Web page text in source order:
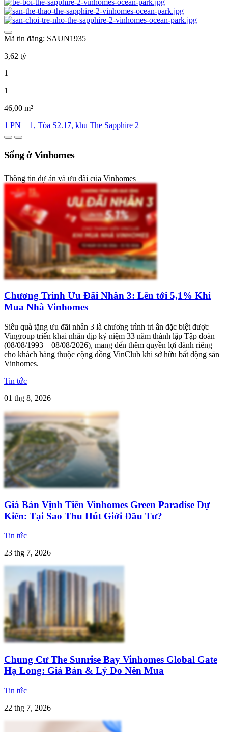
Mã tin đăng: SAUN1935
3,62 tỷ
1
1
46,00 m²
1 PN + 1, Tòa S2.17, khu The Sapphire 2
Sống ở Vinhomes
Thông tin dự án và ưu đãi của Vinhomes
Chương Trình Ưu Đãi Nhân 3: Lên tới 5,1% Khi
Mua Nhà Vinhomes
Siêu quà tặng ưu đãi nhân 3 là chương trình tri ân đặc biệt được
Vingroup triển khai nhân dịp kỷ niệm 33 năm thành lập Tập đoàn
(08/08/1993 – 08/08/2026), mang đến thêm quyền lợi dành riêng
cho khách hàng thuộc cộng đồng VinClub khi sở hữu bất động sản
Vinhomes.
Tin tức
01 thg 8, 2026
Giá Bán Vịnh Tiên Vinhomes Green Paradise Dự
Kiến: Tại Sao Thu Hút Giới Đầu Tư?
Tin tức
23 thg 7, 2026
Chung Cư The Sunrise Bay Vinhomes Global Gate
Hạ Long: Giá Bán & Lý Do Nên Mua
Tin tức
22 thg 7, 2026